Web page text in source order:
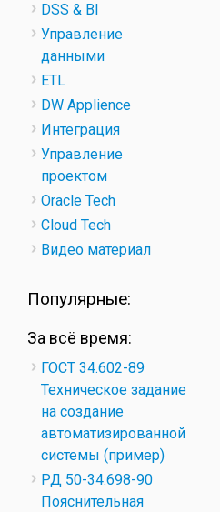
DSS & BI
Управление
данными
ETL
DW Applience
Интеграция
Управление
проектом
Oracle Tech
Cloud Tech
Видео материал
Популярные:
За всё время:
ГОСТ 34.602-89
Техническое задание
на создание
автоматизированной
системы (пример)
РД 50-34.698-90
Пояснительная